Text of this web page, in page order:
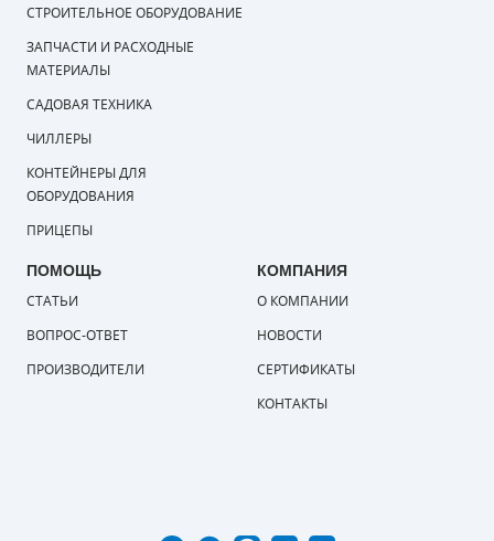
СТРОИТЕЛЬНОЕ ОБОРУДОВАНИЕ
ЗАПЧАСТИ И РАСХОДНЫЕ
МАТЕРИАЛЫ
САДОВАЯ ТЕХНИКА
ЧИЛЛЕРЫ
КОНТЕЙНЕРЫ ДЛЯ
ОБОРУДОВАНИЯ
ПРИЦЕПЫ
ПОМОЩЬ
СТАТЬИ
ВОПРОС-ОТВЕТ
ПРОИЗВОДИТЕЛИ
КОМПАНИЯ
О КОМПАНИИ
НОВОСТИ
СЕРТИФИКАТЫ
КОНТАКТЫ